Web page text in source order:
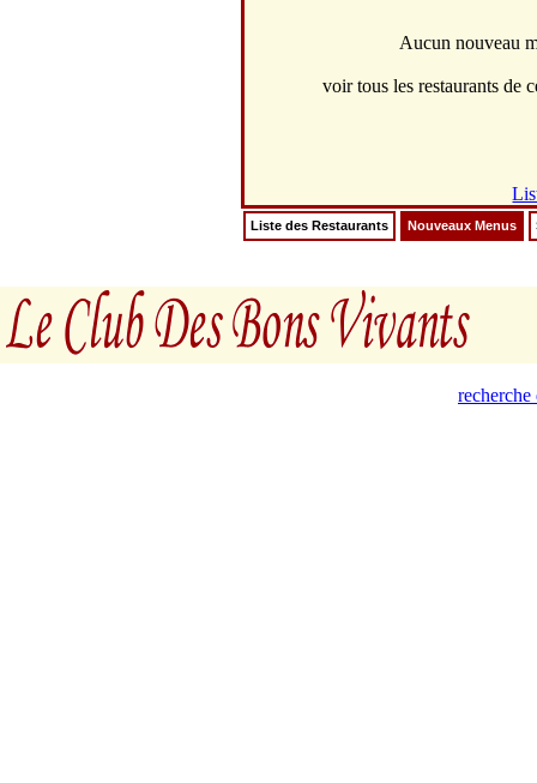
Aucun nouveau
voir tous les restaurants de
Liste des Restaurants Nouveaux Menus
recherche